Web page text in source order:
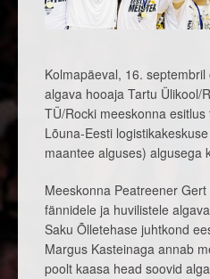
Kolmapäeval, 16.
algava hooaja Tartu Ülikool/
TÜ/Rocki meeskonna
Lõuna-Eesti
maantee alguses) algusega
Meeskonna Peatreener
fännidele ja huvilistele
Saku Õlletehase juhtkond
Margus Kasteinaga annab
poolt kaasa head soovid